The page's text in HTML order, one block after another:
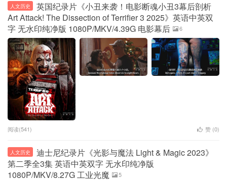
人文历史
英国纪录片《小丑来袭！电影断魂小丑3幕后剖析
Art Attack! The Dissection of Terrifier 3 2025》英语中英双
字 无水印纯净版 1080P/MKV/4.39G 电影幕后
6
阅读(541) 赞 (0)
人文历史
迪士尼纪录片《光影与魔法 Light & Magic 2023》
第二季全3集 英语中英双字 无水印纯净版
1080P/MKV/8.27G 工业光魔
5